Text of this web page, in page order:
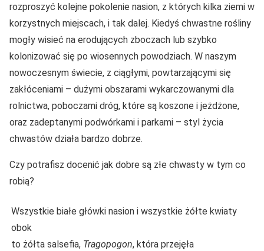
rozproszyć kolejne pokolenie nasion, z których kilka ziemi w
korzystnych miejscach, i tak dalej. Kiedyś chwastne rośliny
mogły wisieć na erodujących zboczach lub szybko
kolonizować się po wiosennych powodziach. W naszym
nowoczesnym świecie, z ciągłymi, powtarzającymi się
zakłóceniami – dużymi obszarami wykarczowanymi dla
rolnictwa, poboczami dróg, które są koszone i jeżdżone,
oraz zadeptanymi podwórkami i parkami – styl życia
chwastów działa bardzo dobrze.
Czy potrafisz docenić jak dobre są złe chwasty w tym co
robią?
Wszystkie białe główki nasion i wszystkie żółte kwiaty
obok
to żółta salsefia, Tragopogon, która przejęła